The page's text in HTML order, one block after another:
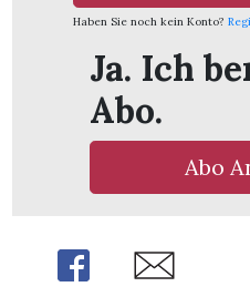
Haben Sie noch kein Konto?
Ja. Ich
Abo.
Abo
Share Share